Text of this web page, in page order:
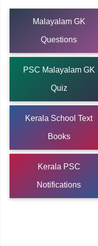
Malayalam GK
Questions
PSC Malayalam GK
Quiz
Kerala School Text
Books
Kerala PSC
Notifications